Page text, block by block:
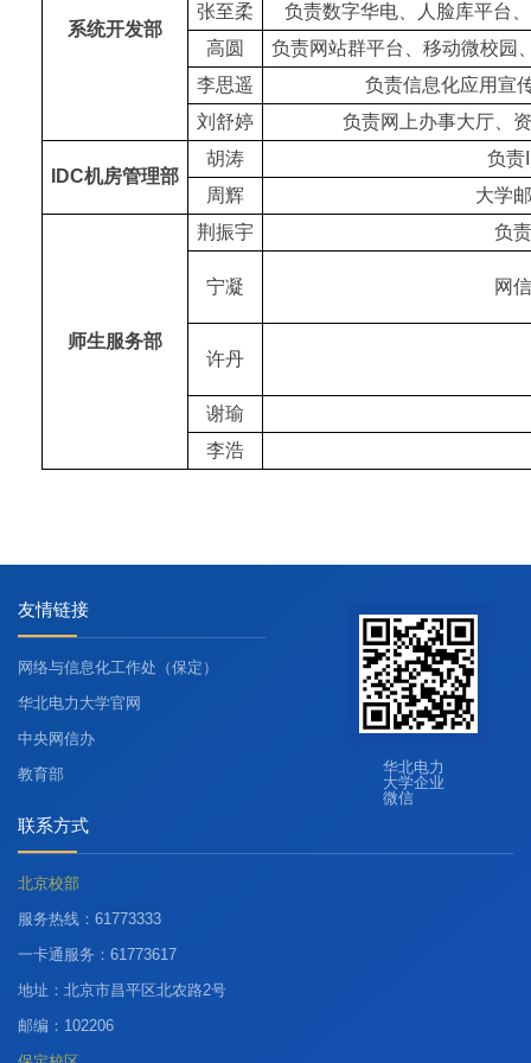
系统开发部
张至柔
负责数字华电、人脸库平台
高圆
负责网站群平台、移动微校园
李思遥
负责信息化应用宣
刘舒婷
负责网上办事大厅、
IDC机房管理部
胡涛
负责
周辉
大学
师生服务部
荆振宇 负
宁凝 网
许丹
谢瑜
李浩
友情链接
网络与信息化工作处（保定）
华北电力大学官网
中央网信办
教育部
联系方式
北京校部
服务热线：61773333
一卡通服务：61773617
地址：北京市昌平区北农路2号
邮编：102206
华北电力
大学企业
微信